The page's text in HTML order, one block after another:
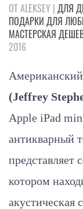
ОТ ALEKSEY | ДЛЯ
ПОДАРКИ ДЛЯ
МАСТЕРСКАЯ
2016
(Jeffrey
Apple iPad
антикварный
представляет
котором
акустическая